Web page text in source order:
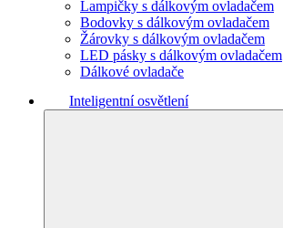
Lampičky s dálkovým ovladačem
Bodovky s dálkovým ovladačem
Žárovky s dálkovým ovladačem
LED pásky s dálkovým ovladačem
Dálkové ovladače
Inteligentní osvětlení